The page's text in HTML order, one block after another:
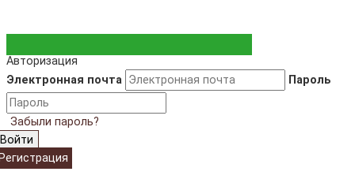
Авторизация
Электронная почта
Пароль
Забыли пароль?
Войти